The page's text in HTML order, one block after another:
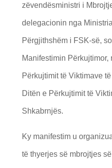
zëvendësministri i
delegacionin nga
Përgjithshëm i FSK-së,
Manifestimin
Përkujtimit të Viktimave
Ditën e Përkujtimit të
Shkabrnjës.
Ky manifestim u
të thyerjes së mbrojtjes